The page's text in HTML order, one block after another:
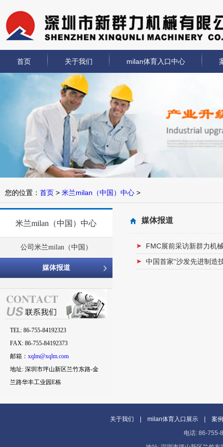
首页 关于我们 milan体育入口中心
Previous
您的位置： 首页 > 米兰milan（中国）中心 >
米兰milan（中国）中心
公司米兰milan（中国）
媒体报道
TEL: 86-755-84192323
FAX: 86-755-84192373
邮箱： xqlm@xqlm.com
地址: 深圳市坪山新区兰竹东路-金
兰路华丰工业园E栋
媒体报道
FMC展前采访新群力机
中国首家“沙发先进制造
关于我们 milan体育入口展示
案
电话: 86-755-